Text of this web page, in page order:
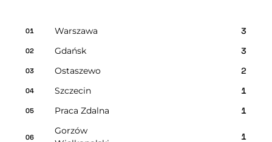
01 Warszawa 3
02 Gdańsk 3
03 Ostaszewo 2
04 Szczecin 1
05 Praca Zdalna 1
06
Gorzów
1